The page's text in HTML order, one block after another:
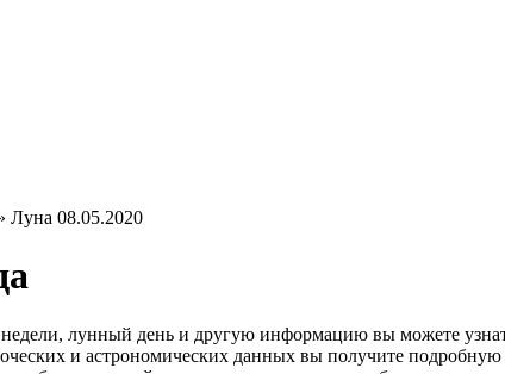
Луна 08.05.2020
лунный день и другую информацию вы можете
и астрономических данных вы получите